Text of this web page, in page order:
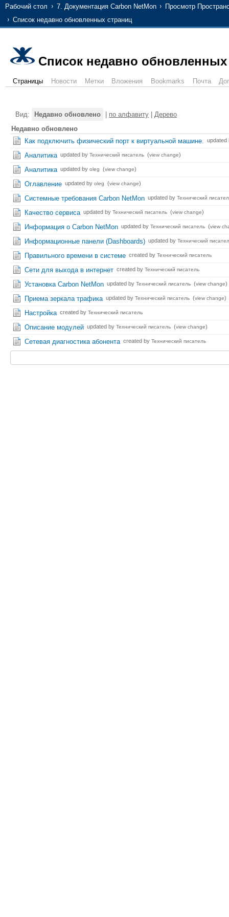
Рабочий стол 7. Документация Carbon NetMon
Просмотр
Список недавно обновленных страниц
Список недавно обновленных
Страницы Новости Метки Вложения Bookmarks Почта
Вид: Недавно обновлено по алфавиту
Дерево
Недавно обновлено
Как подключить физический порт к виртуальной машине.
Аналитика updated by Технический писатель (view change)
Аналитика updated by oleg (view change)
Оглавление updated by oleg (view change)
Системные требования Carbon NetMon updated by Технический
Качество сервиса updated by Технический писатель (view change)
Информация о Carbon NetMon updated by Технический писатель (view
Информационные панели (Dashboards) updated by Технический
Правильного времени в системе created by Технический писатель
Cети для выхода в интернет created by Технический писатель
Установка Carbon NetMon updated by Технический писатель (view change)
Приема зеркала трафика updated by Технический писатель (view change)
Настройка created by Технический писатель
Описание модулей updated by Технический писатель (view change)
Сетевая диагностика абонента created by Технический писатель